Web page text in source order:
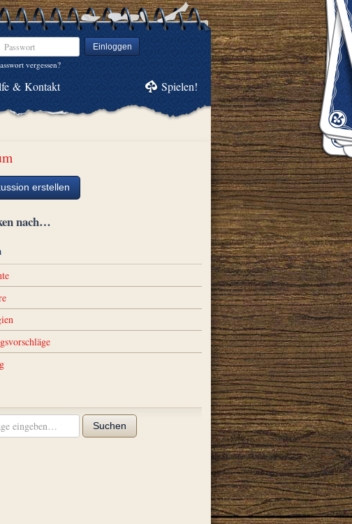
Einloggen
vergessen?
& Kontakt Spielen!
erstellen
nach…
Suchen